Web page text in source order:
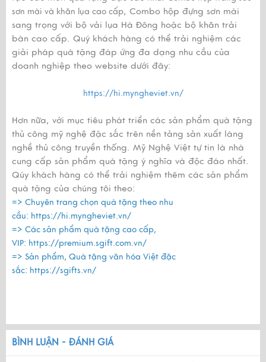
sơn mài và khăn lụa cao cấp, Combo hộp đựng sơn mài
sang trọng với bộ vải lụa Hà Đông hoặc bộ khăn trải
bàn cao cấp. Quý khách hàng có thể trải nghiệm các
giải pháp quà tặng đáp ứng đa dạng nhu cầu của
doanh nghiệp theo website dưới đây:
https://hi.myngheviet.vn/
Hơn nữa, với mục tiêu phát triển các sản phẩm quà tặng
thủ công mỹ nghệ đặc sắc trên nền tảng sản xuất làng
nghề thủ công truyền thống. Mỹ Nghệ Việt tự tin là nhà
cung cấp sản phẩm quà tặng ý nghĩa và độc đáo nhất.
Qúy khách hàng có thể trải nghiệm thêm các sản phẩm
quà tặng của chúng tôi theo:
=> Chuyên trang chọn quà tặng theo nhu
cầu: https://hi.myngheviet.vn/
=> Các sản phẩm quà tặng cao cấp,
VIP: https://premium.sgift.com.vn/
=> Sản phẩm, Quà tặng văn hóa Việt đặc
sắc: https://sgifts.vn/
BÌNH LUẬN - ĐÁNH GIÁ